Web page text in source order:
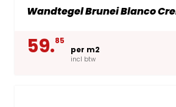
Wandtegel Brunei Blanco
59.85
per m2
incl btw